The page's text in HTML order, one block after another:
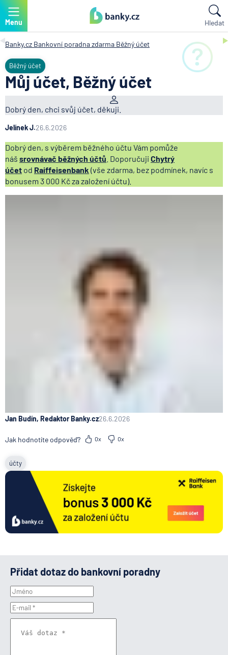
Menu Hledat
Banky.cz Bankovní poradna zdarma Běžný účet
Běžný účet
Můj účet, Běžný účet
Dobrý den, chci svůj účet, děkuji.
Jelínek J.26.6.2026
Dobrý den, s výběrem běžného účtu Vám pomůže
náš srovnávač běžných účtů . Doporučuji Chytrý
účet od Raiffeisenbank (vše zdarma, bez podmínek, navíc s
bonusem 3 000 Kč za založení účtu).
Jan Budín, Redaktor Banky.cz26.6.2026
Jak hodnotíte odpověď? 0x 0x
účty
Přidat dotaz do bankovní poradny